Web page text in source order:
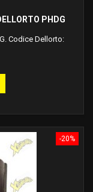
PHDG
Codice Dellorto:
-20%